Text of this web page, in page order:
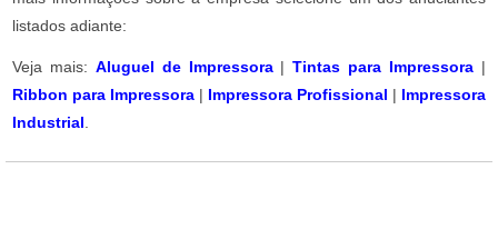
listados adiante:
Veja mais: Aluguel de Impressora|Tintas para Impressora |
Ribbon para Impressora | Impressora Profissional | Impressora
Industrial